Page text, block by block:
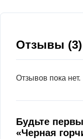
Отзывы (3)
Отзывов пока нет.
Будьте
«Черная